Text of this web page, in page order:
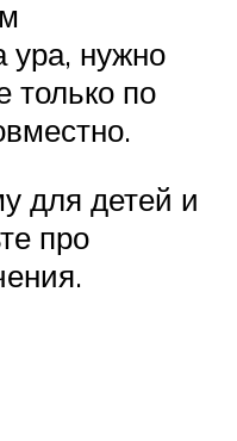
ура, нужно
только по
для детей и
про